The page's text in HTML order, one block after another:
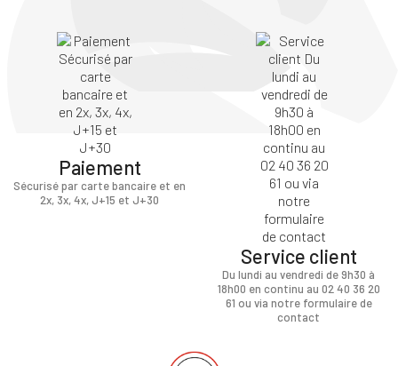
Paiement
Sécurisé par carte bancaire et en
2x, 3x, 4x, J+15 et J+30
Service client
Du lundi au vendredi de 9h30 à
18h00 en continu au 02 40 36 20
61 ou via notre formulaire de
contact
Vous devez être connecté pour enregistrer des produits